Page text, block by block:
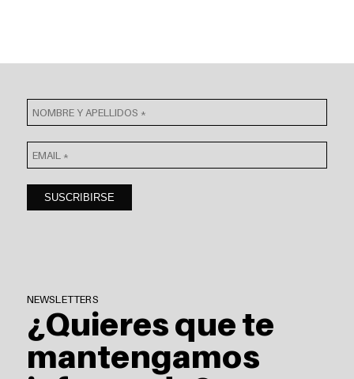
NEWSLETTERS
¿Quieres que te
mantengamos